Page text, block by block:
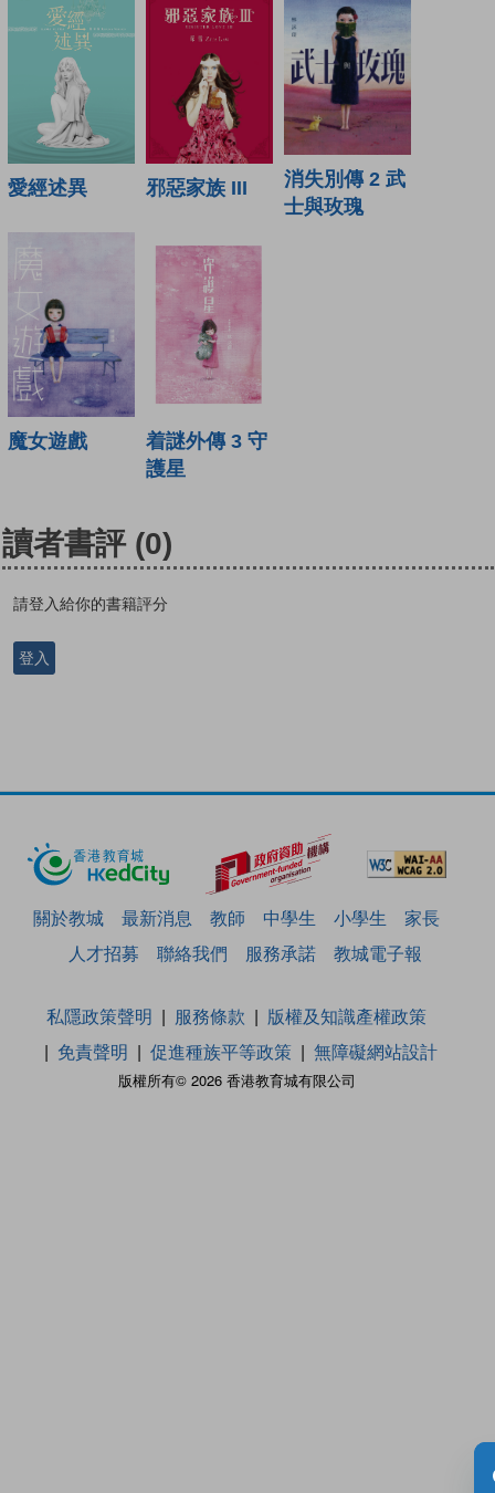
愛經述異 邪惡家族 III
消失別傳 2 武
士與玫瑰
魔女遊戲
着謎外傳 3 守
護星
讀者書評 (0)
請登入給你的書籍評分
登入
關於教城 最新消息 教師 中學生 小學生
家長
人才招募
聯絡我們 服務承諾 教城電子報
版權所有© 2026 香港教育城有限公司
私隱政策聲明 服務條款
版權及知識產權政策
免責聲明
促進種族平等政策 無障礙網站設計